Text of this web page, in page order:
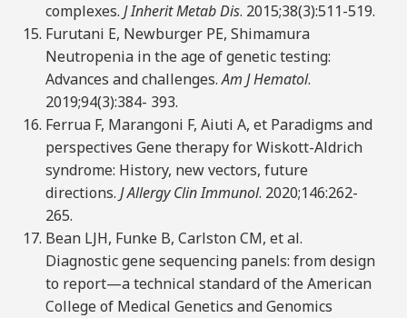
complexes. J Inherit Metab Dis. 2015;38(3):511-519.
Furutani E, Newburger PE, Shimamura
Neutropenia in the age of genetic testing:
Advances and challenges.Am J Hematol.
2019;94(3):384- 393.
Ferrua F, Marangoni F, Aiuti A, et Paradigms and
perspectives Gene therapy for Wiskott-Aldrich
syndrome: History, new vectors, future
directions. J Allergy Clin Immunol. 2020;146:262-
265.
Bean LJH, Funke B, Carlston CM, et al.
Diagnostic gene sequencing panels: from design
to report—a technical standard of the American
College of Medical Genetics and Genomics